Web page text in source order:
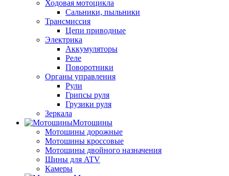
Ходовая мотоцикла
Сальники, пыльники
Трансмиссия
Цепи приводные
Электрика
Аккумуляторы
Реле
Поворотники
Органы управления
Рули
Грипсы руля
Грузики руля
Зеркала
Мотошины
Мотошины дорожные
Мотошины кроссовые
Мотошины двойного назначения
Шины для ATV
Камеры